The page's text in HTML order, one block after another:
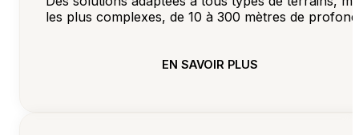
les plus complexes, de 10 à 300 mètres de
EN SAVOIR PLUS